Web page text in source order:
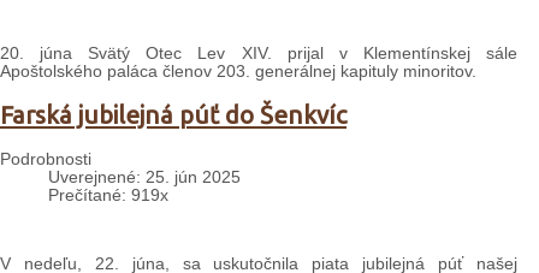
20. júna Svätý Otec Lev XIV. prijal v Klementínskej sále
Apoštolského paláca členov 203. generálnej kapituly minoritov.
Farská jubilejná púť do Šenkvíc
Podrobnosti
Uverejnené: 25. jún 2025
Prečítané: 919x
V nedeľu, 22. júna, sa uskutočnila piata jubilejná púť našej